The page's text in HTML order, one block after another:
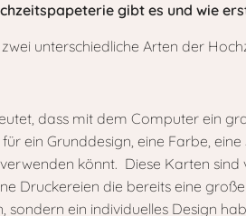
gibt es und wie
unterschiedliche Arten der
dass mit dem Computer ein
ein Grunddesign, eine Farbe,
könnt. Diese Karten sind
Druckereien die bereits eine
sondern ein individuelles Design